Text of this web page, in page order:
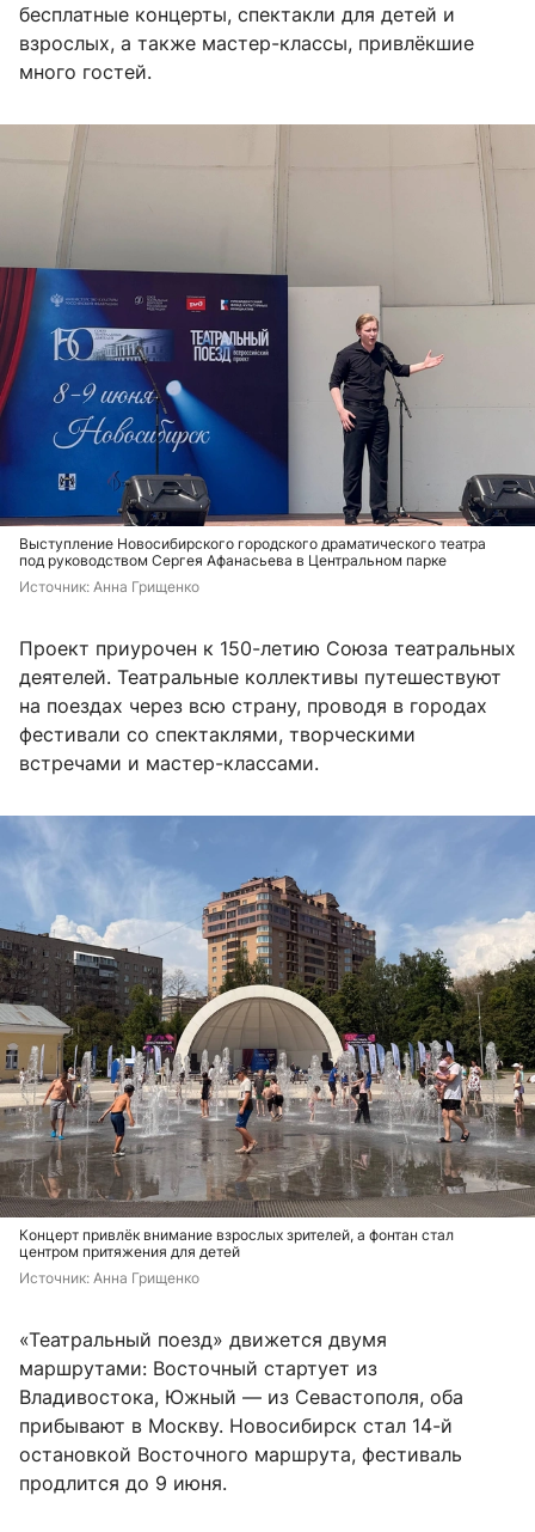
бесплатные концерты, спектакли для детей и
взрослых, а также мастер-классы, привлёкшие
много гостей.
Выступление Новосибирского городского драматического театра
под руководством Сергея Афанасьева в Центральном парке
Источник: Анна Грищенко
Проект приурочен к 150-летию Союза театральных
деятелей. Театральные коллективы путешествуют
на поездах через всю страну, проводя в городах
фестивали со спектаклями, творческими
встречами и мастер-классами.
Концерт привлёк внимание взрослых зрителей, а фонтан стал
центром притяжения для детей
Источник: Анна Грищенко
«Театральный поезд» движется двумя
маршрутами: Восточный стартует из
Владивостока, Южный — из Севастополя, оба
прибывают в Москву. Новосибирск стал 14-й
остановкой Восточного маршрута, фестиваль
продлится до 9 июня.